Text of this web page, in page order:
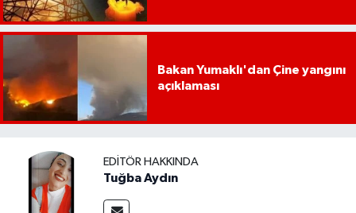
Bakan Yumaklı'dan Çine yangını
açıklaması
EDITÖR HAKKINDA
Tuğba Aydın
DENİZLİ
KÜTAHYA
MUĞLA